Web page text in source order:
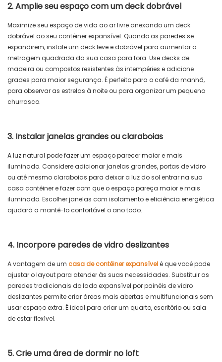
2. Amplie seu espaço com um deck dobrável
Maximize seu espaço de vida ao ar livre anexando um deck
dobrável ao seu contêiner expansível. Quando as paredes se
expandirem, instale um deck leve e dobrável para aumentar a
metragem quadrada da sua casa para fora. Use decks de
madeira ou compostos resistentes às intempéries e adicione
grades para maior segurança. É perfeito para o café da manhã,
para observar as estrelas à noite ou para organizar um pequeno
churrasco.
3. Instalar janelas grandes ou claraboias
A luz natural pode fazer um espaço parecer maior e mais
iluminado. Considere adicionar janelas grandes, portas de vidro
ou até mesmo claraboias para deixar a luz do sol entrar na sua
casa contêiner e fazer com que o espaço pareça maior e mais
iluminado. Escolher janelas com isolamento e eficiência energética
ajudará a mantê-lo confortável o ano todo.
4. Incorpore paredes de vidro deslizantes
A vantagem de um casa de contêiner expansívelé que você pode
ajustar o layout para atender às suas necessidades. Substituir as
paredes tradicionais do lado expansível por painéis de vidro
deslizantes permite criar áreas mais abertas e multifuncionais sem
usar espaço extra. É ideal para criar um quarto, escritório ou sala
de estar flexível.
5. Crie uma área de dormir no loft